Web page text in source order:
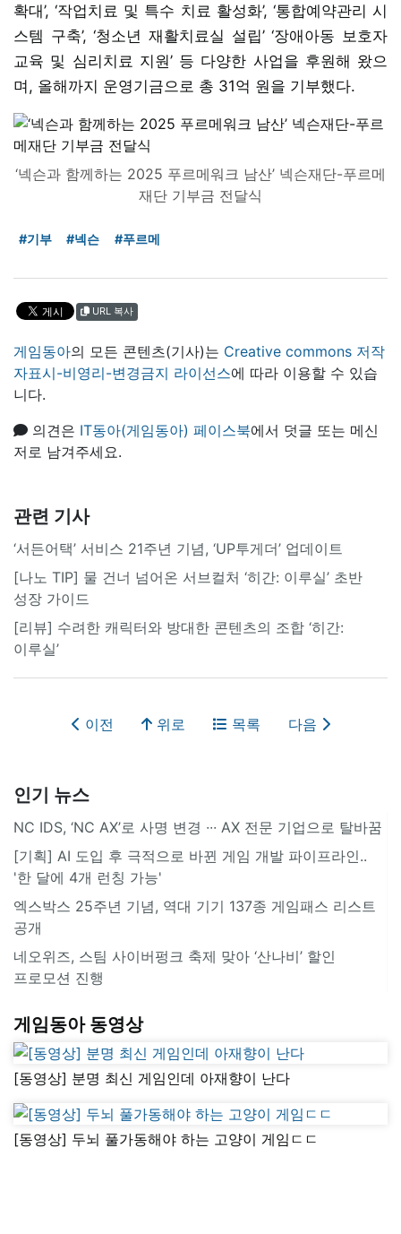
확대’, ‘작업치료 및 특수 치료 활성화’, ‘통합예약관리 시
스템 구축’, ‘청소년 재활치료실 설립’ ‘장애아동 보호자
교육 및 심리치료 지원’ 등 다양한 사업을 후원해 왔으
며, 올해까지 운영기금으로 총 31억 원을 기부했다.
‘넥슨과 함께하는 2025 푸르메워크 남산’ 넥슨재단-푸르메
재단 기부금 전달식
#기부 #넥슨 #푸르메
URL 복사
게임동아의 모든 콘텐츠(기사)는 Creative commons 저작
자표시-비영리-변경금지 라이선스에 따라 이용할 수 있습
니다.
의견은 IT동아(게임동아) 페이스북에서 덧글 또는 메신
저로 남겨주세요.
관련 기사
‘서든어택’ 서비스 21주년 기념, ‘UP투게더’ 업데이트
[나노 TIP] 물 건너 넘어온 서브컬처 ‘히간: 이루실’ 초반
성장 가이드
[리뷰] 수려한 캐릭터와 방대한 콘텐츠의 조합 ‘히간:
이루실’
이전 위로 목록 다음
인기 뉴스
NC IDS, ‘NC AX’로 사명 변경 ∙∙∙ AX 전문 기업으로 탈바꿈
[기획] AI 도입 후 극적으로 바뀐 게임 개발 파이프라인..
'한 달에 4개 런칭 가능'
엑스박스 25주년 기념, 역대 기기 137종 게임패스 리스트
공개
네오위즈, 스팀 사이버펑크 축제 맞아 ‘산나비’ 할인
프로모션 진행
게임동아 동영상
[동영상] 분명 최신 게임인데 아재향이 난다
[동영상] 두뇌 풀가동해야 하는 고양이 게임ㄷㄷ